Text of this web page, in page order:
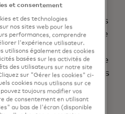
du marketing et
aux Pays-Bas
qui comprenait une
les institutions
le développement de
pour les commerçants
le secteur des
et consentement
et des technologies
nos sites web pour les
performances, comprendre
l'expérience utilisateur.
utilisons également des cookies
basées sur les activités de
des utilisateurs sur notre site
sur "Gérer les cookies" ci-
cookies nous utilisons sur ce
toujours modifier vos
de consentement en utilisant
au bas de l'écran (disponible